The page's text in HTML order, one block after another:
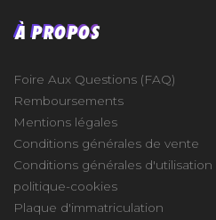
À PROPOS
Foire Aux Questions (FAQ)
Remboursements
Mentions légales
Conditions générales de vente
Conditions générales d'utilisation
politique-cookies
Plaque d'immatriculation